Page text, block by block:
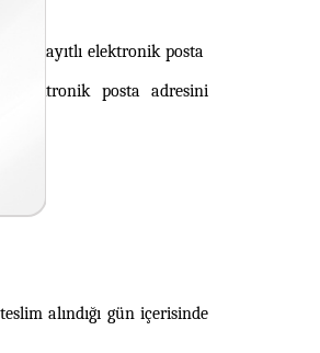
ait kayıtlı elektronik posta
elektronik posta adresini
alındığı gün içerisinde